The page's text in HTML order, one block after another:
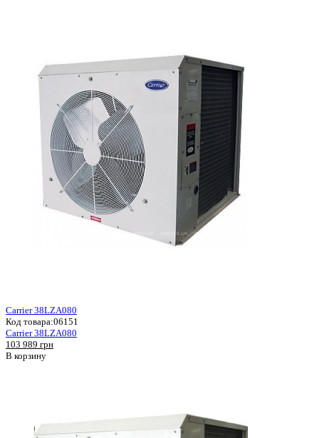
Carrier 38LZA080
Код товара:06151
Carrier 38LZA080
103 989 грн
В корзину